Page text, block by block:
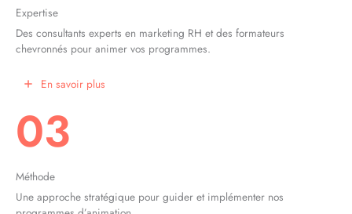
Expertise
Des consultants experts en marketing RH et des formateurs
chevronnés pour animer vos programmes.
En savoir plus
03
Méthode
Une approche stratégique pour guider et implémenter nos